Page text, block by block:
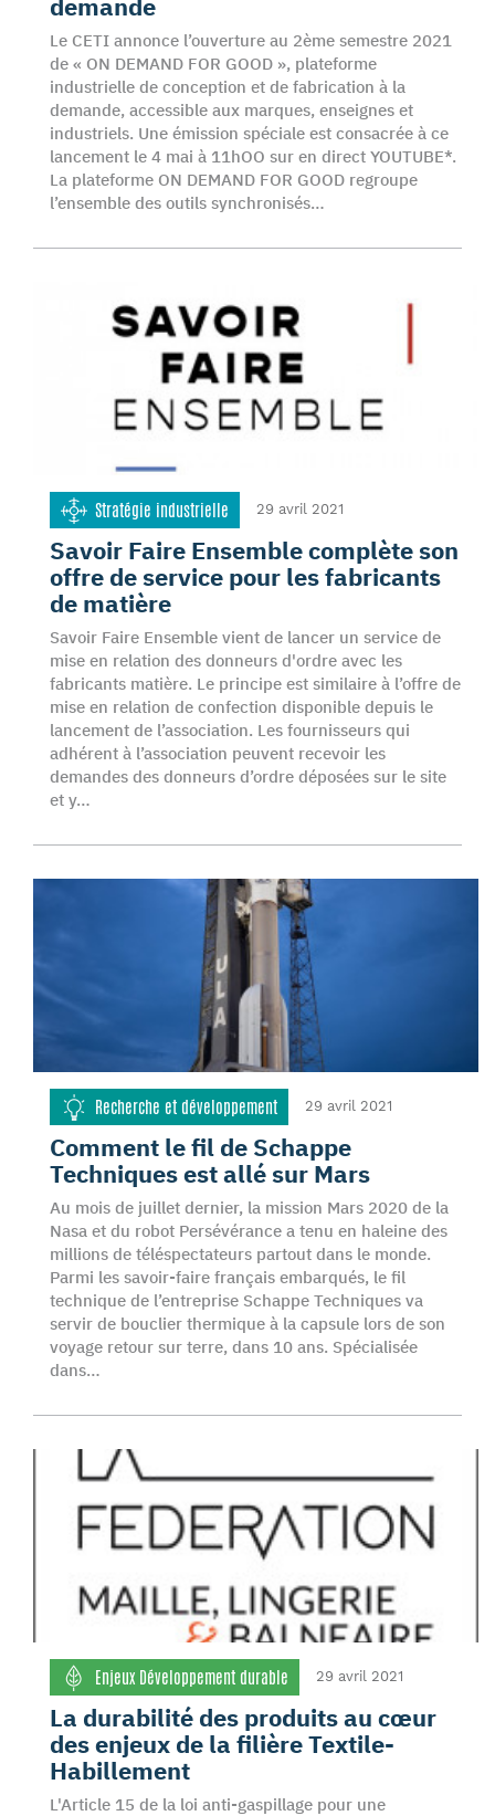
Le CETI annonce l’ouverture au 2ème semestre 2021
de « ON DEMAND FOR GOOD », plateforme
industrielle de conception et de fabrication à la
demande, accessible aux marques, enseignes et
industriels. Une émission spéciale est consacrée à ce
lancement le 4 mai à 11hOO sur en direct YOUTUBE*.
La plateforme ON DEMAND FOR GOOD regroupe
l’ensemble des outils synchronisés…
Stratégie industrielle 29 avril 2021
Savoir Faire Ensemble complète son
offre de service pour les fabricants
de matière
Savoir Faire Ensemble vient de lancer un service de
mise en relation des donneurs d'ordre avec les
fabricants matière. Le principe est similaire à l’offre de
mise en relation de confection disponible depuis le
lancement de l’association. Les fournisseurs qui
adhérent à l’association peuvent recevoir les
demandes des donneurs d’ordre déposées sur le site
et y…
Recherche et développement 29 avril 2021
Comment le fil de Schappe
Techniques est allé sur Mars
Au mois de juillet dernier, la mission Mars 2020 de la
Nasa et du robot Persévérance a tenu en haleine des
millions de téléspectateurs partout dans le monde.
Parmi les savoir-faire français embarqués, le fil
technique de l’entreprise Schappe Techniques va
servir de bouclier thermique à la capsule lors de son
voyage retour sur terre, dans 10 ans. Spécialisée
dans…
Enjeux Développement durable 29 avril 2021
La durabilité des produits au cœur
des enjeux de la filière Textile-
Habillement
L'Article 15 de la loi anti-gaspillage pour une